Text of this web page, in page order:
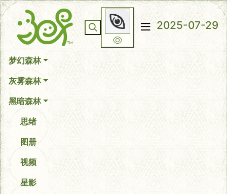
你无法看到我
2025-07-29
梦幻森林
灰雾森林
黑暗森林
思绪
图册
视频
星影